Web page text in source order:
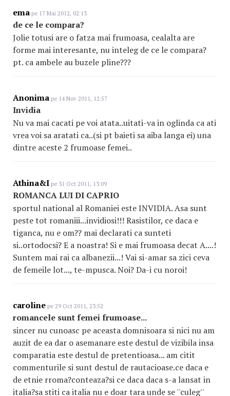
ema pe 17 Mai 2012, 02:13
de ce le compara?
Jolie totusi are o fatza mai frumoasa, cealalta are
forme mai interesante, nu inteleg de ce le compara?
pt. ca ambele au buzele pline???
Anonima pe 14 Nov 2011, 12:57
Invidia
Nu va mai cacati pe voi atata..uitati-va in oglinda ca ati
vrea voi sa aratati ca..(si pt baieti sa aiba langa ei) una
dintre aceste 2 frumoase femei..
Athina&I pe 31 Oct 2011, 13:09
ROMANCA LUI DI CAPRIO
sportul national al Romaniei este INVIDIA. Asa sunt
peste tot romaniii...invidiosi!!! Rasistilor, ce daca e
tiganca, nu e om?? mai declarati ca sunteti
si..ortodocsi? E a noastra! Si e mai frumoasa decat A....!
Suntem mai rai ca albanezii...! Vai si-amar sa zici ceva
de femeile lot..., te-mpusca. Noi? Da-i cu noroi!
caroline pe 29 Oct 2011, 23:52
romancele sunt femei frumoase...
sincer nu cunoasc pe aceasta domnisoara si nici nu am
auzit de ea dar o asemanare este destul de vizibila insa
comparatia este destul de pretentioasa... am citit
commenturile si sunt destul de rautacioase.ce daca e
de etnie rroma?conteaza?si ce daca daca s-a lansat in
italia?sa stiti ca italia nu e doar tara unde se ''culeg''